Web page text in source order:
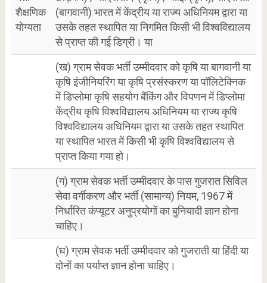
शैक्षणिक
योग्यता
(बागवानी) भारत में केंद्रीय या राज्य अधिनियम द्वारा या
उसके तहत स्थापित या निगमित किसी भी विश्वविद्यालय
से प्राप्त की गई डिग्री। या
(ख) ग्राम सेवक भर्ती उम्मीदवार को कृषि या बागवानी या
कृषि इंजीनियरिंग या कृषि प्रसंस्करण या पॉलिटेक्निक
में डिप्लोमा कृषि सहयोग बैंकिंग और विपणन में डिप्लोमा
केंद्रीय कृषि विश्वविद्यालय अधिनियम या राज्य कृषि
विश्वविद्यालय अधिनियम द्वारा या उसके तहत स्थापित
या स्थापित भारत में किसी भी कृषि विश्वविद्यालय से
प्राप्त किया गया हो।
(ग) ग्राम सेवक भर्ती उम्मीदवार के पास गुजरात सिविल
सेवा वर्गीकरण और भर्ती (सामान्य) नियम, 1967 में
निर्धारित कंप्यूटर अनुप्रयोगों का बुनियादी ज्ञान होना
चाहिए।
(घ) ग्राम सेवक भर्ती उम्मीदवार को गुजराती या हिंदी या
दोनों का पर्याप्त ज्ञान होना चाहिए।